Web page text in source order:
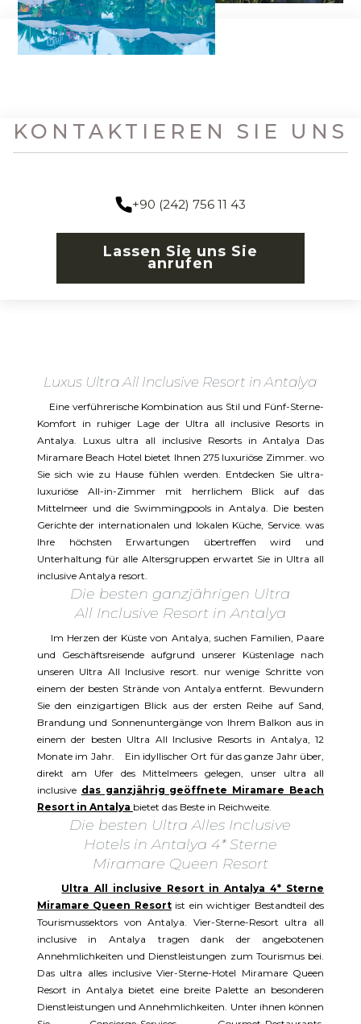
KONTAKTIEREN SIE UNS
+90 (242) 756 11 43
Lassen Sie uns Sie
anrufen
Luxus Ultra All Inclusive Resort in Antalya
Eine verführerische Kombination aus Stil und Fünf-Sterne-
Komfort in ruhiger Lage der Ultra all inclusive Resorts in
Antalya. Luxus ultra all inclusive Resorts in Antalya Das
Miramare Beach Hotel bietet Ihnen 275 luxuriöse Zimmer. wo
Sie sich wie zu Hause fühlen werden. Entdecken Sie ultra-
luxuriöse All-in-Zimmer mit herrlichem Blick auf das
Mittelmeer und die Swimmingpools in Antalya. Die besten
Gerichte der internationalen und lokalen Küche, Service. was
Ihre höchsten Erwartungen übertreffen wird und
Unterhaltung für alle Altersgruppen erwartet Sie in Ultra all
inclusive Antalya resort.
Die besten ganzjährigen Ultra
All Inclusive Resort in Antalya
Im Herzen der Küste von Antalya, suchen Familien, Paare
und Geschäftsreisende aufgrund unserer Küstenlage nach
unseren Ultra All Inclusive resort. nur wenige Schritte von
einem der besten Strände von Antalya entfernt. Bewundern
Sie den einzigartigen Blick aus der ersten Reihe auf Sand,
Brandung und Sonnenuntergänge von Ihrem Balkon aus in
einem der besten Ultra All Inclusive Resorts in Antalya, 12
Monate im Jahr. Ein idyllischer Ort für das ganze Jahr über,
direkt am Ufer des Mittelmeers gelegen, unser ultra all
inclusive das ganzjährig geöffnete Miramare Beach
Resort in Antalya bietet das Beste in Reichweite.
Die besten Ultra Alles Inclusive
Hotels in Antalya 4* Sterne
Miramare Queen Resort
Ultra All inclusive Resort in Antalya 4* Sterne
Miramare Queen Resortist ein wichtiger Bestandteil des
Tourismussektors von Antalya. Vier-Sterne-Resort ultra all
inclusive in Antalya tragen dank der angebotenen
Annehmlichkeiten und Dienstleistungen zum Tourismus bei.
Das ultra alles inclusive Vier-Sterne-Hotel Miramare Queen
Resort in Antalya bietet eine breite Palette an besonderen
Dienstleistungen und Annehmlichkeiten. Unter ihnen können